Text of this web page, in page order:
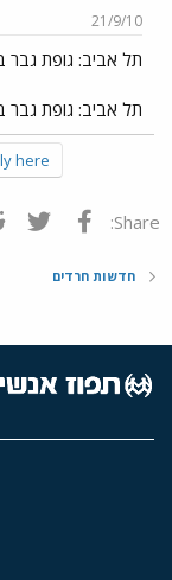
ו
ש
א
21/9/10
תל אביב: גופת גבר
תל אביב: גופת גבר
here.
Share: פייסבוק
חדשות חרדים